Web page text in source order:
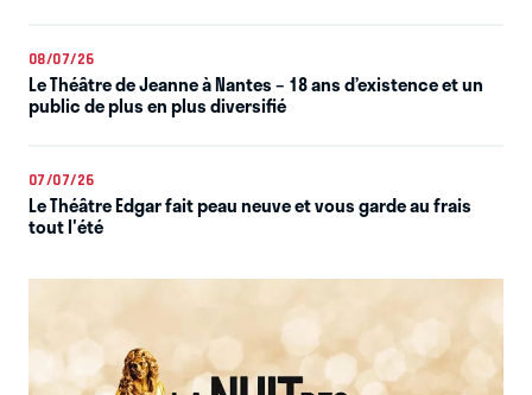
08/07/26
Le Théâtre de Jeanne à Nantes – 18 ans d’existence et un
public de plus en plus diversifié
07/07/26
Le Théâtre Edgar fait peau neuve et vous garde au frais
tout l'été